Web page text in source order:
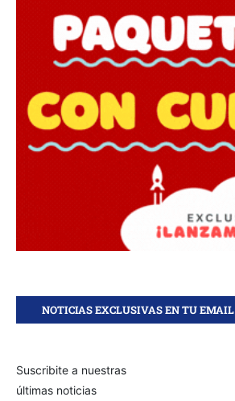
NOTICIAS EXCLUSIVAS EN TU EMAIL
Suscribite a nuestras
últimas noticias